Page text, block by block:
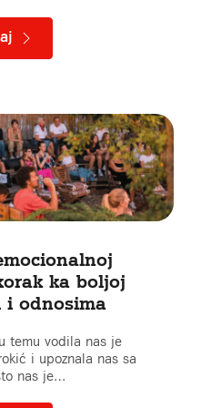
ka boljoj
i odnosima
temu vodila nas je
i upoznala nas sa
nas je…